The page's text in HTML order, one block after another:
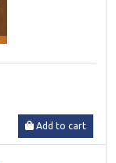
Add to cart